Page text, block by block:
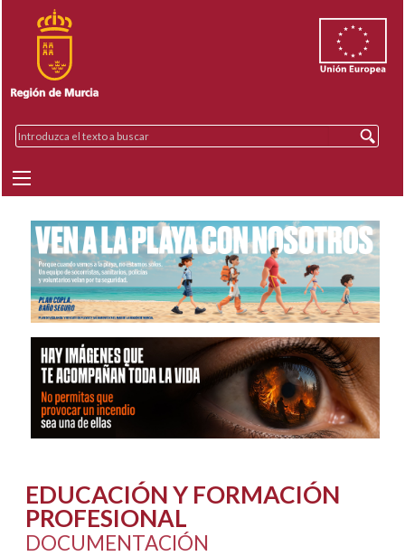
EDUCACIÓN Y FORMACIÓN
PROFESIONAL
DOCUMENTACIÓN